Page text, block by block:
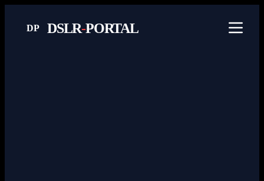
DP DSLR-PORTAL